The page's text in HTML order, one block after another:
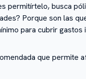
permitírtelo, busca
Porque son las
para cubrir
que permite